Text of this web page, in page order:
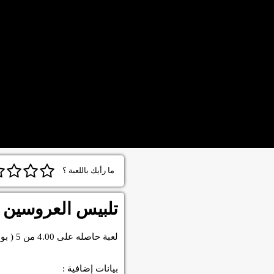
ما رأيك باللعبة ؟
تلبيس العروسين
لعبة حاصله على 4.00 من 5
(
بيانات إضافية :